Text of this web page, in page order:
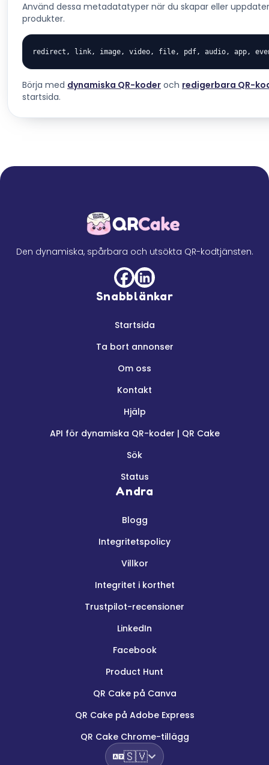
Använd dessa metadatatyper när du skapar eller
produkter.
redirect, link, image, video, file, pdf, audio, app,
Börja med dynamiska QR-koder och redigerbara QR-
startsida.
Den dynamiska, spårbara och utsökta QR-kodtjänsten.
Snabblänkar
Startsida
Ta bort annonser
Om oss
Kontakt
Hjälp
API för dynamiska QR-koder | QR Cake
Sök
Status
Andra
Blogg
Integritetspolicy
Villkor
Integritet i korthet
Trustpilot-recensioner
LinkedIn
Facebook
Product Hunt
QR Cake på Canva
QR Cake på Adobe Express
QR Cake Chrome-tillägg
🇸🇻